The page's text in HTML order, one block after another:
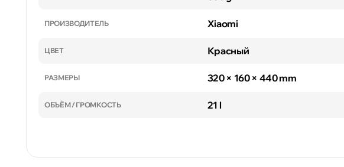
ПРОИЗВОДИТЕЛЬ Xiaomi
ЦВЕТ Красный
РАЗМЕРЫ 320 × 160 × 440 mm
ОБЪЁМ / ГРОМКОСТЬ 21 l